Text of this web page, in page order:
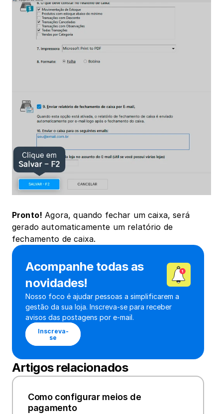
Pronto! Agora, quando fechar um caixa, será
gerado automaticamente um relatório de
fechamento de caixa.
Acompanhe todas as
novidades!
Nosso foco é ajudar pessoas a simplificarem a
gestão da sua loja. Inscreva-se para receber
avisos das postagens por e-mail.
Inscreva-
se
Artigos relacionados
Como configurar meios de
pagamento